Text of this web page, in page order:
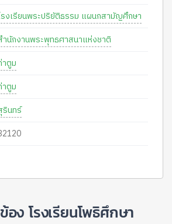
รงเรียนพระปริยัติธรรม แผนกสามัญศึกษา
ำนักงานพระพุทธศาสนาแห่งชาติ
ตูม
ตูม
รินทร์
อง โรงเรียนโพธิศึกษา